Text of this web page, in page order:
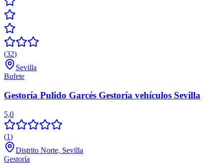
(32)
Sevilla
Bufete
Gestoría Pulido Garcés Gestoría vehículos Sevilla
5,0
(1)
Distrito Norte, Sevilla
Gestoría